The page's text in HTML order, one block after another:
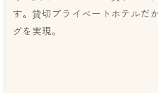
す。貸切プライベートホテルだ
グを実現。